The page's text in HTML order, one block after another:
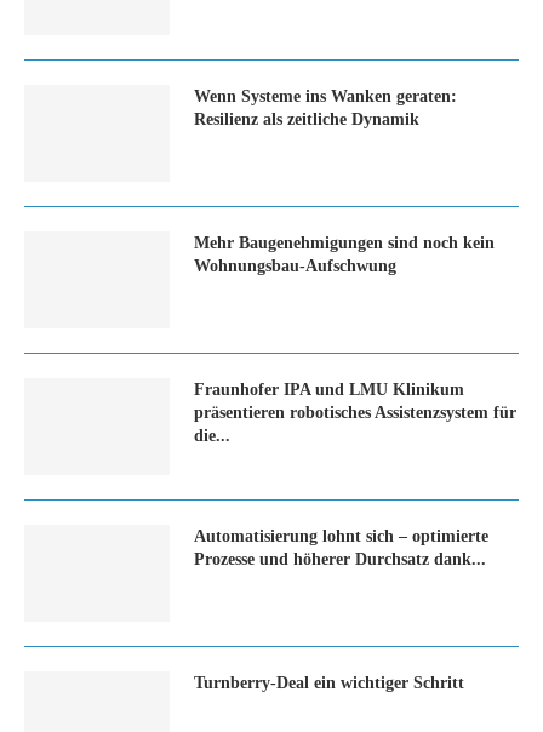
Wenn Systeme ins Wanken geraten:
Resilienz als zeitliche Dynamik
Mehr Baugenehmigungen sind noch kein
Wohnungsbau-Aufschwung
Fraunhofer IPA und LMU Klinikum
präsentieren robotisches Assistenzsystem für
die...
Automatisierung lohnt sich – optimierte
Prozesse und höherer Durchsatz dank...
Turn­ber­ry-Deal ein wich­ti­ger Schritt